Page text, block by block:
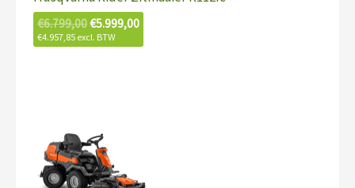
€6.799,00€5.999,00
€4.957,85 excl. BTW